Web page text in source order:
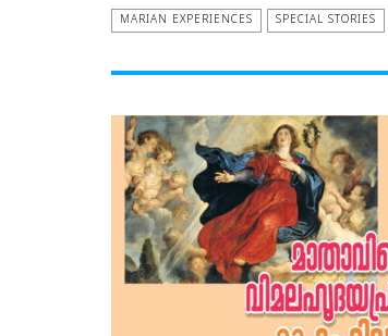
MARIAN EXPERIENCES SPECIAL STORIES